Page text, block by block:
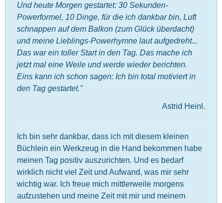
Und heute Morgen gestartet: 30 Sekunden-
Powerformel, 10 Dinge, für die ich dankbar bin, Luft
schnappen auf dem Balkon (zum Glück überdacht)
und meine Lieblings-Powerhymne laut aufgedreht...
Das war ein toller Start in den Tag. Das mache ich
jetzt mal eine Weile und werde wieder berichten.
Eins kann ich schon sagen: Ich bin total motiviert in
den Tag gestartet."
Astrid Heinl.
Ich bin sehr dankbar, dass ich mit diesem kleinen
Büchlein ein Werkzeug in die Hand bekommen habe
meinen Tag positiv auszurichten. Und es bedarf
wirklich nicht viel Zeit und Aufwand, was mir sehr
wichtig war. Ich freue mich mittlerweile morgens
aufzustehen und meine Zeit mit mir und meinem